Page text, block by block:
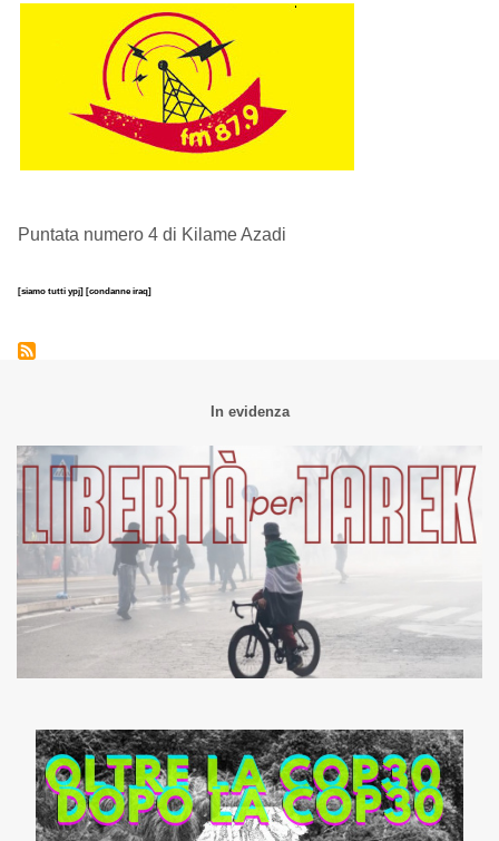
Puntata numero 4 di Kilame Azadi
[siamo tutti ypj] [condanne iraq]
In evidenza